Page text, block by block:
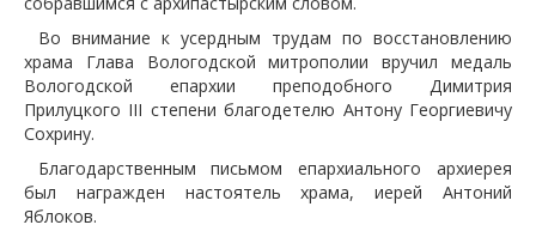
Во внимание к усердным трудам по восстановлению
храма Глава Вологодской митрополии вручил медаль
Вологодской епархии преподобного Димитрия
Прилуцкого III степени благодетелю Антону Георгиевичу
Сохрину.
Благодарственным письмом епархиального архиерея
был награжден настоятель храма, иерей Антоний
Яблоков.